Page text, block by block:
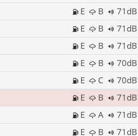
E B
71dB
E B
71dB
E B
71dB
E B
70dB
E C
70dB
E B
71dB
E A
71dB
E B
71dB